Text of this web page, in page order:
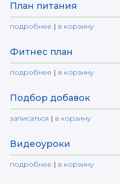
План питания
подробнее | в корзину
Фитнес план
подробнее | в корзину
Подбор добавок
записаться | в корзину
Видеоуроки
подробнее | в корзину